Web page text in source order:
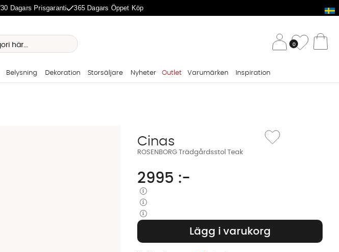
30 Dagars Prisgaranti 365 Dagars Öppet Köp
0
Belysning Dekoration Storsäljare Nyheter Outlet Varumärken Inspiration
ROSENBORG Trädgårdsstol Teak
Cinas
Lägg till i önskelista:
2995 :-
Lägg i varukorg